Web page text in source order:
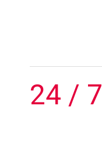
24 / 7